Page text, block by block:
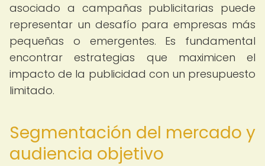
asociado a campañas publicitarias puede
representar un desafío para empresas más
pequeñas o emergentes. Es fundamental
encontrar estrategias que maximicen el
impacto de la publicidad con un presupuesto
limitado.
Segmentación del mercado y
audiencia objetivo